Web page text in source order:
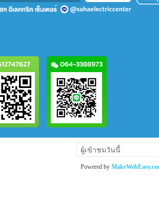
064-3388973
ผู้เข้าชมวันนี้
Powered by